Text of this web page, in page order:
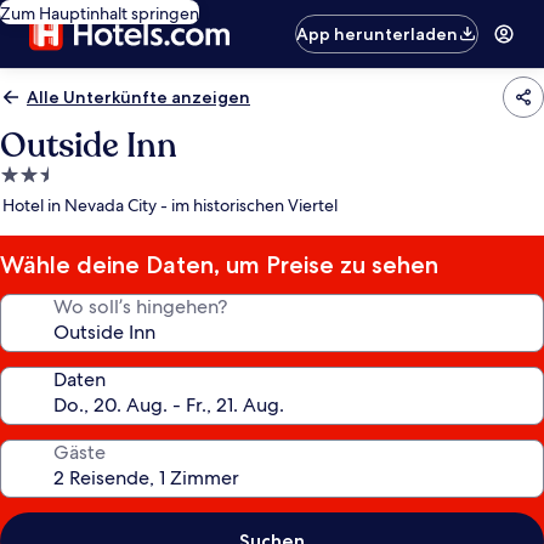
Zum Hauptinhalt springen
App herunterladen
Alle Unterkünfte anzeigen
Outside Inn
2.5-
Sterne-
Hotel in Nevada City - im historischen Viertel
Wähle deine Daten, um Preise zu sehen
Wo soll’s hingehen?
Daten
Gäste